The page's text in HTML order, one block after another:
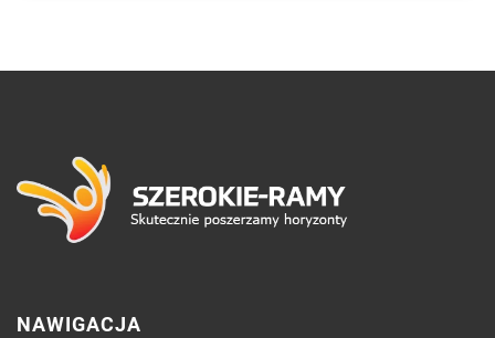
NAWIGACJA